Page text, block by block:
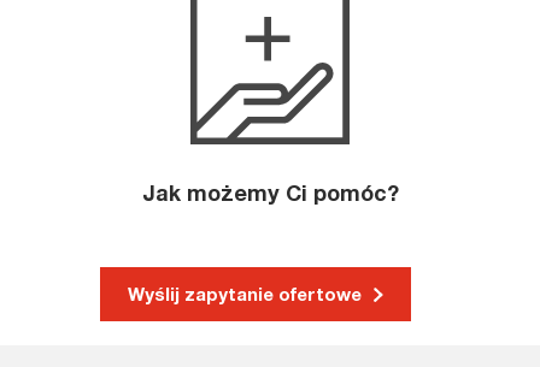
Jak możemy Ci pomóc?
Wyślij zapytanie ofertowe